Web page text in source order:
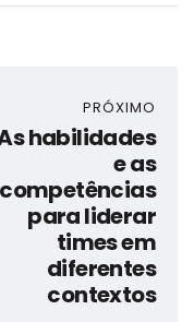
PRÓXIMO
habilidades
e as
competências
para liderar
times em
diferentes
contextos